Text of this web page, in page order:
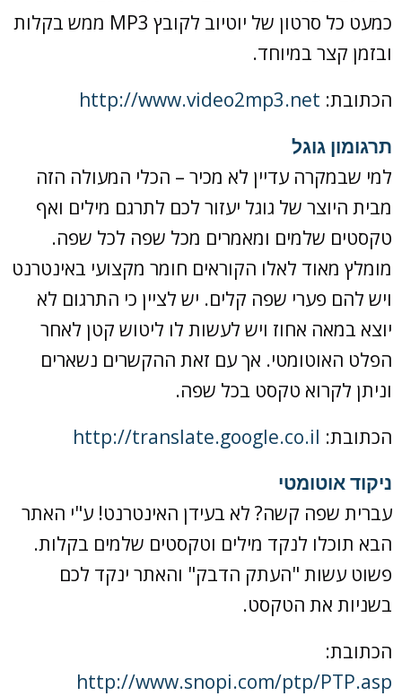
כמעט כל סרטון של יוטיוב לקובץ MP3 ממש בקלות
ובזמן קצר במיוחד.
הכתובת: http://www.video2mp3.net
תרגומון גוגל
למי שבמקרה עדיין לא מכיר – הכלי המעולה הזה
מבית היוצר של גוגל יעזור לכם לתרגם מילים ואף
טקסטים שלמים ומאמרים מכל שפה לכל שפה.
מומלץ מאוד לאלו הקוראים חומר מקצועי באינטרנט
ויש להם פערי שפה קלים. יש לציין כי התרגום לא
יוצא במאה אחוז ויש לעשות לו ליטוש קטן לאחר
הפלט האוטומטי. אך עם זאת ההקשרים נשארים
וניתן לקרוא טקסט בכל שפה.
הכתובת: http://translate.google.co.il
ניקוד אוטומטי
עברית שפה קשה? לא בעידן האינטרנט! ע"י האתר
הבא תוכלו לנקד מילים וטקסטים שלמים בקלות.
פשוט עשות "העתק הדבק" והאתר ינקד לכם
בשניות את הטקסט.
הכתובת:
http://www.snopi.com/ptp/PTP.asp